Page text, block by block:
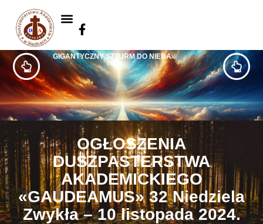
GIGANTYCZNY SZTURM DO NIEBA
OGŁOSZENIA
DUSZPASTERSTWA
AKADEMICKIEGO
«GAUDEAMUS» 32 Niedziela
Zwykła – 10 listopada 2024.